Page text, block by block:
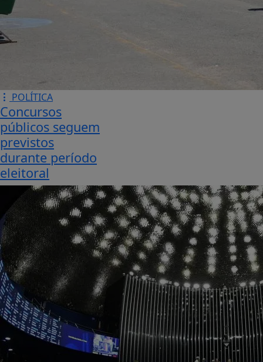
POLÍTICA
Concursos
públicos seguem
previstos
durante período
eleitoral